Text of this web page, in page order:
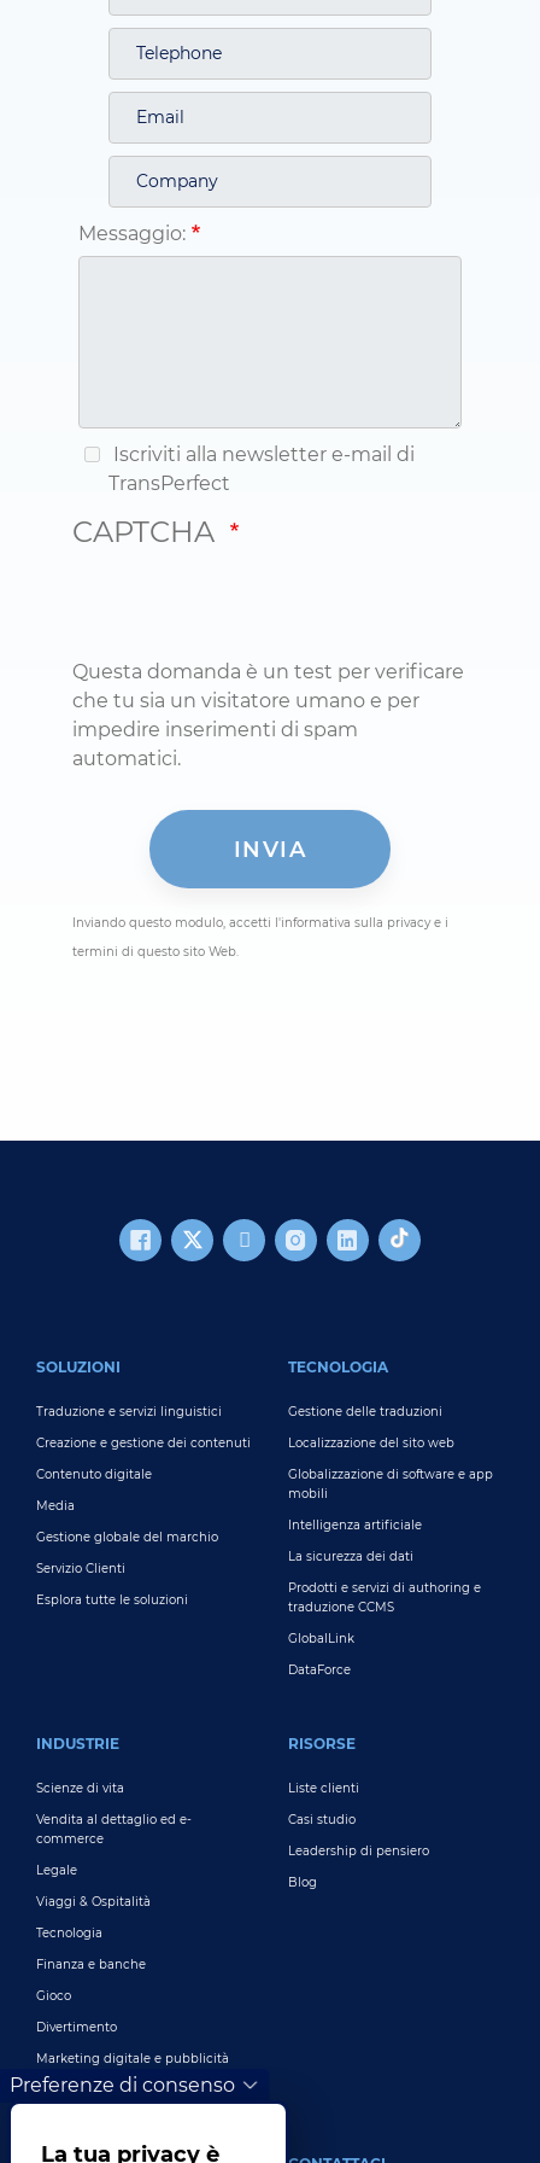
Messaggio:
Iscriviti alla newsletter e-mail di
TransPerfect
CAPTCHA
Questa domanda è un test per verificare
che tu sia un visitatore umano e per
impedire inserimenti di spam
automatici.
Inviando questo modulo, accetti l'informativa sulla privacy e i
termini di questo sito Web.
SOLUZIONI
Traduzione e servizi linguistici
Creazione e gestione dei contenuti
Contenuto digitale
Media
Gestione globale del marchio
Servizio Clienti
Esplora tutte le soluzioni
TECNOLOGIA
Gestione delle traduzioni
Localizzazione del sito web
Globalizzazione di software e app
mobili
Intelligenza artificiale
La sicurezza dei dati
Prodotti e servizi di authoring e
traduzione CCMS
GlobalLink
DataForce
INDUSTRIE
Scienze di vita
Vendita al dettaglio ed e-
commerce
Legale
Viaggi & Ospitalità
Tecnologia
Finanza e banche
Gioco
Divertimento
Marketing digitale e pubblicità
Più industrie
RISORSE
Liste clienti
Casi studio
Leadership di pensiero
Blog
Preferenze di consenso
La tua privacy è